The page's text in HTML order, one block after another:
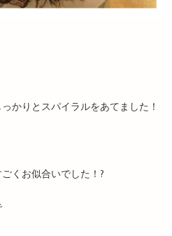
かりとスパイラルをあてました！
くお似合いでした！?